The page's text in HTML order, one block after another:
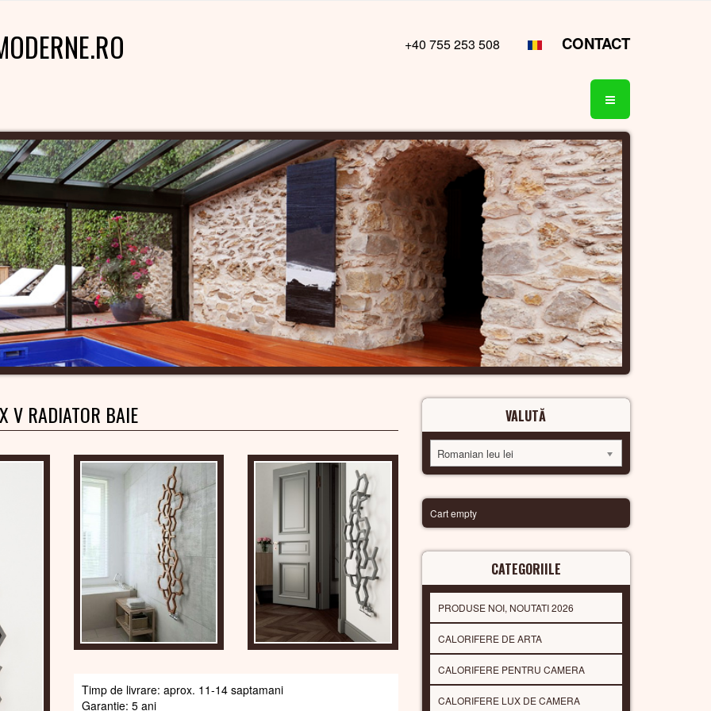
+40 755 253 508 CONTACT
V RADIATOR BAIE
Timp de livrare: aprox. 11-14 saptamani
Garantie: 5 ani
VALUTĂ
Romanian leu lei
Cart empty
CATEGORIILE
PRODUSE NOI, NOUTATI 2026
CALORIFERE DE ARTA
CALORIFERE PENTRU CAMERA
CALORIFERE LUX DE CAMERA